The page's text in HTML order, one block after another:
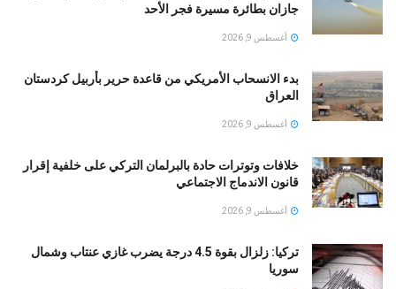
جازان بطائرة مسيرة فجر الأحد
أغسطس 9, 2026
بدء الانسحاب الأمريكي من قاعدة حرير بأربيل كردستان
العراق
أغسطس 9, 2026
خلافات وتوترات حادة بالبرلمان التركي على خلفية إقرار
قانون الاندماج الاجتماعي
أغسطس 9, 2026
تركيا: زلزال بقوة 4.5 درجة يضرب غازي عنتاب وشمال
سوريا